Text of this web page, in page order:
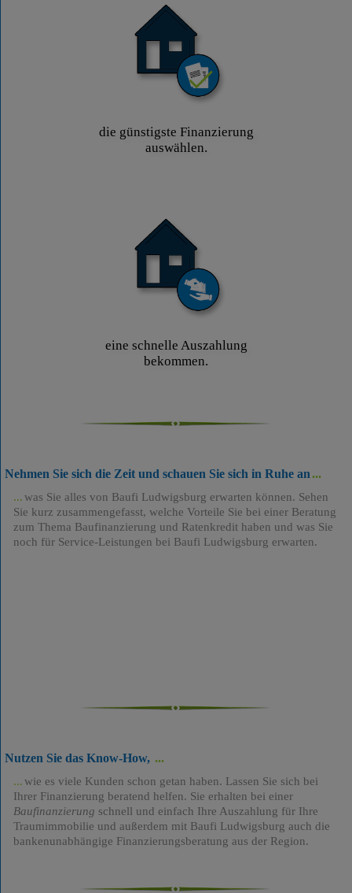
die günstigste Finanzierung
auswählen.
eine schnelle Auszahlung
bekommen.
Nehmen Sie sich die Zeit und schauen Sie sich in Ruhe an
was Sie alles von Baufi Ludwigsburg erwarten können. Sehen
Sie kurz zusammengefasst, welche Vorteile Sie bei einer Beratung
zum Thema Baufinanzierung und Ratenkredit haben und was Sie
noch für Service-Leistungen bei Baufi Ludwigsburg erwarten.
Nutzen Sie das Know-How,
wie es viele Kunden schon getan haben. Lassen Sie sich bei
Ihrer Finanzierung beratend helfen. Sie erhalten bei einer
Baufinanzierung schnell und einfach Ihre Auszahlung für Ihre
Traumimmobilie und außerdem mit Baufi Ludwigsburg auch die
bankenunabhängige Finanzierungsberatung aus der Region.